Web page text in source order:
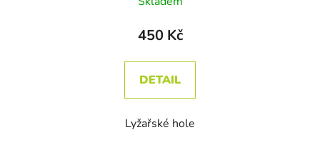
450 Kč
DETAIL
Lyžařské hole